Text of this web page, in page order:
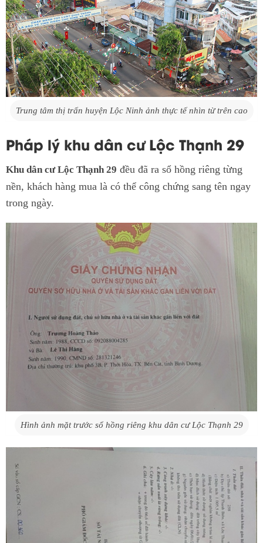
Trung tâm thị trấn huyện Lộc Ninh ảnh thực tế nhìn từ trên cao
Pháp lý khu dân cư Lộc Thạnh 29
Khu dân cư Lộc Thạnh 29 đều đã ra sổ hồng riêng từng
nền, khách hàng mua là có thể công chứng sang tên ngay
trong ngày.
Hình ảnh mặt trước sổ hồng riêng khu dân cư Lộc Thạnh 29